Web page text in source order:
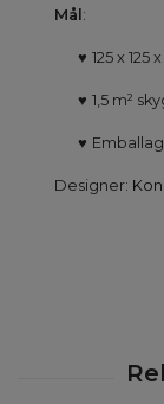
Mål :
♥ 125 x 125
♥ 1,5 m²
♥
Designer: